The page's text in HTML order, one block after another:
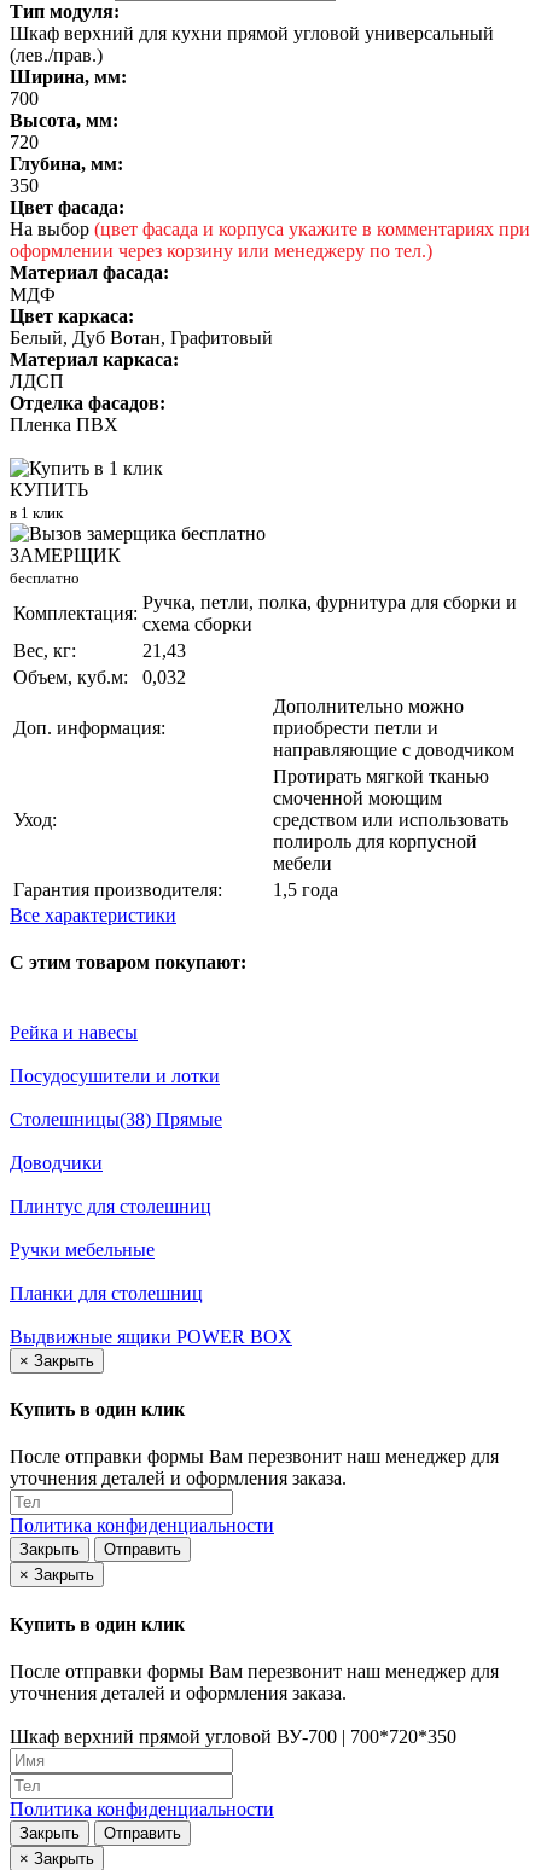
Тип модуля:
Шкаф верхний для кухни прямой угловой универсальный
(лев./прав.)
Ширина, мм:
700
Высота, мм:
720
Глубина, мм:
350
Цвет фасада:
На выбор (цвет фасада и корпуса укажите в комментариях при
оформлении через корзину или менеджеру по тел.)
Материал фасада:
МДФ
Цвет каркаса:
Белый, Дуб Вотан, Графитовый
Материал каркаса:
ЛДСП
Отделка фасадов:
Пленка ПВХ
КУПИТЬ
в 1 клик
ЗАМЕРЩИК
бесплатно
Комплектация:
Ручка, петли, полка, фурнитура для сборки и
схема сборки
Вес, кг:
21,43
Объем, куб.м:
0,032
Доп. информация:
Дополнительно можно
приобрести петли и
направляющие с доводчиком
Уход:
Протирать мягкой тканью
смоченной моющим
средством или использовать
полироль для корпусной
мебели
Гарантия производителя:
1,5 года
Все характеристики
С этим товаром покупают:
Рейка и навесы
Посудосушители и лотки
Столешницы(38) Прямые
Доводчики
Плинтус для столешниц
Ручки мебельные
Планки для столешниц
Выдвижные ящики POWER BOX
× Закрыть
Купить в один клик
После отправки формы Вам перезвонит наш менеджер для
уточнения деталей и оформления заказа.
Политика конфиденциальности
Закрыть
Отправить
× Закрыть
Купить в один клик
После отправки формы Вам перезвонит наш менеджер для
уточнения деталей и оформления заказа.
Шкаф верхний прямой угловой ВУ-700 | 700*720*350
Политика конфиденциальности
Закрыть
Отправить
× Закрыть